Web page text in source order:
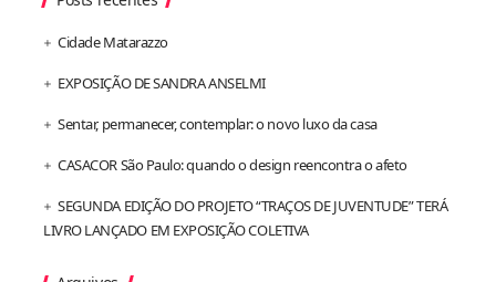
Cidade Matarazzo
EXPOSIÇÃO DE SANDRA ANSELMI
Sentar, permanecer, contemplar: o novo luxo da casa
CASACOR São Paulo: quando o design reencontra o afeto
SEGUNDA EDIÇÃO DO PROJETO “TRAÇOS DE JUVENTUDE” TERÁ
LIVRO LANÇADO EM EXPOSIÇÃO COLETIVA